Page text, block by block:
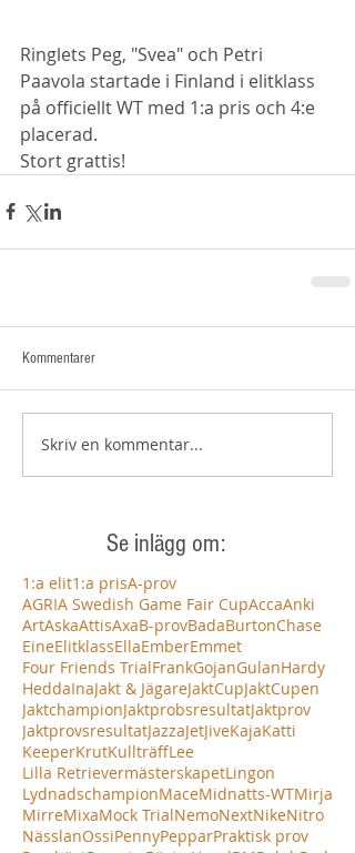
Ringlets Peg, "Svea" och Petri
Paavola startade i Finland i elitklass
på officiellt WT med 1:a pris och 4:e
placerad.
Stort grattis!
Kommentarer
Skriv en kommentar...
Se inlägg om:
1:a elit1:a prisA-prov
AGRIA Swedish Game Fair CupAccaAnki
ArtAskaAttisAxaB-provBadaBurtonChase
EineElitklassEllaEmberEmmet
Four Friends TrialFrankGojanGulanHardy
HeddaInaJakt & JägareJaktCupJaktCupen
JaktchampionJaktprobsresultatJaktprov
JaktprovsresultatJazzaJetJiveKajaKatti
KeeperKrutKullträffLee
Lilla RetrievermästerskapetLingon
LydnadschampionMaceMidnatts-WTMirja
MirreMixaMock TrialNemoNextNikeNitro
NässlanOssiPennyPepparPraktisk prov